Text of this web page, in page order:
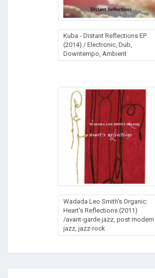
Kuba - Distant Reflections EP
(2014) / Electronic, Dub,
Downtempo, Ambient
Wadada Leo Smith's Organic:
Heart's Reflections (2011)
/avant-garde jazz, post modern
jazz, jazz-rock